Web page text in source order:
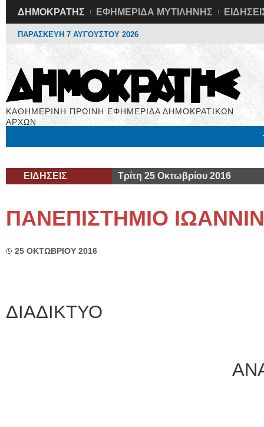
ΔΗΜΟΚΡΑΤΗΣ ΕΦΗΜΕΡΙΔΑ ΜΥΤΙΛΗΝΗΣ
ΠΑΡΑΣΚΕΥΗ 7 ΑΥΓΟΥΣΤΟΥ 2026
ΚΑΘΗΜΕΡΙΝΗ ΠΡΩΙΝΗ ΕΦΗΜΕΡΙΔΑ ΔΗΜΟΚΡΑΤΙΚΩΝ
ΑΡΧΩΝ
ΕΙΔΗΣΕΙΣ Τρίτη 25 Οκτωβρίου 2016
ΠΑΝΕΠΙΣΤΗΜΙΟ
25 ΟΚΤΩΒΡΙΟΥ 2016
ΔΙΑΔΙΚΤΥΟ